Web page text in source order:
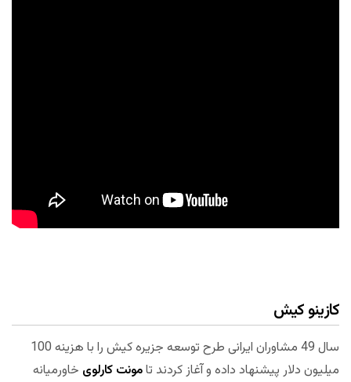
کازینو کیش
سال 49 مشاوران ایرانی طرح توسعه جزیره کیش را با هزینه 100
میلیون دلار پیشنهاد داده و آغاز کردند تامونت کارلوی خاورمیانه